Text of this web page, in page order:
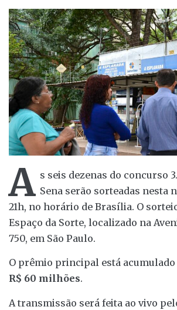
A s seis dezenas do concurso
Sena serão sorteadas nesta
21h, no horário de Brasília. O
Espaço da Sorte, localizado na
750, em São Paulo.
O prêmio principal está acumulado
R$ 60 milhões.
A transmissão será feita ao vivo